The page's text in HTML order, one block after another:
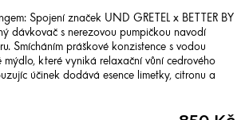
Spojení značek UND GRETEL x BETTER BY
dávkovač s nerezovou pumpičkou navodí
Smícháním práškové konzistence s vodou
mýdlo, které vyniká relaxační vůní cedrového
účinek dodává esence limetky, citronu a